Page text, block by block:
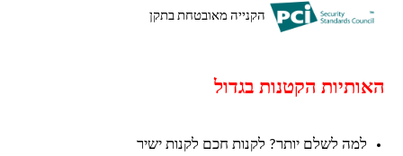
הקנייה מאובטחת בתקן
האותיות הקטנות בגדול
למה לשלם יותר? לקנות חכם לקנות ישיר